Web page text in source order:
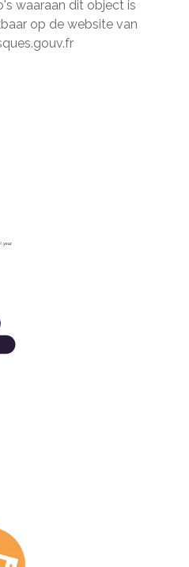
waaraan dit object is
op de website van